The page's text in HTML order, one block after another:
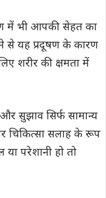
में भी आपकी सेहत का
से यह प्रदूषण के कारण
शरीर की क्षमता में
सुझाव सिर्फ सामान्य
चिकित्सा सलाह के रूप
या परेशानी हो तो